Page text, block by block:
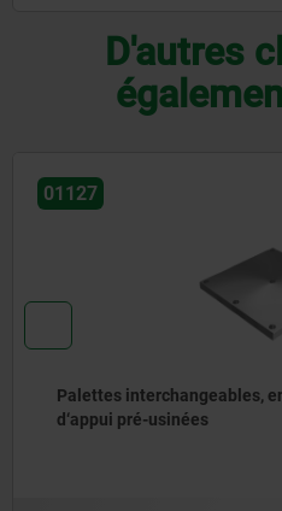
D'autres
Large plat,